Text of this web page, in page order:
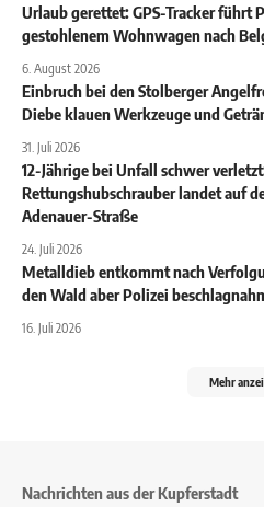
Urlaub gerettet: GPS-Tracker führt
gestohlenem Wohnwagen nach
6. August 2026
Einbruch bei den Stolberger
Diebe klauen Werkzeuge und
31. Juli 2026
12-Jährige bei Unfall schwer
Rettungshubschrauber landet auf
Adenauer-Straße
24. Juli 2026
Metalldieb entkommt nach
den Wald aber Polizei
16. Juli 2026
Mehr
Nachrichten aus der Kupferstadt